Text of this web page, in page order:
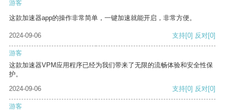
游客
这款加速器app的操作非常简单，一键加速就能开启，非常方便。
2024-09-06 支持[0] 反对[0]
游客
这款加速器VPM应用程序已经为我们带来了无限的流畅体验和安全性保
护。
2024-09-06
支持[0] 反对[0]
游客